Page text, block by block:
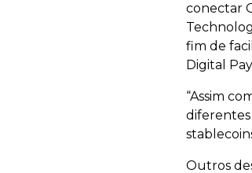
conectar
fim de
Digital
“Assim
diferentes
Outros